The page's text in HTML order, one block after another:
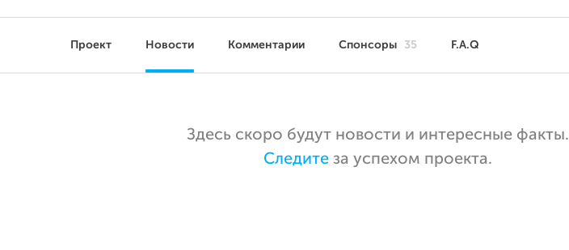
Проект Новости Комментарии Спонсоры 35 F.A.Q
Здесь скоро будут новости и интересные факты.
Следитеза успехом проекта.